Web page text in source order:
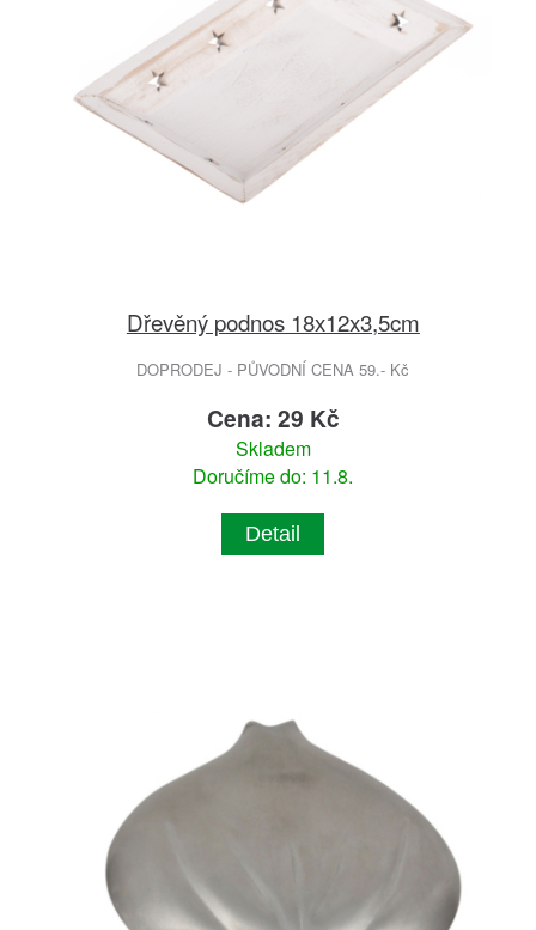
Dřevěný podnos 18x12x3,5cm
DOPRODEJ - PŮVODNÍ CENA 59.- Kč
Cena: 29 Kč
Skladem
Doručíme do: 11.8.
Detail